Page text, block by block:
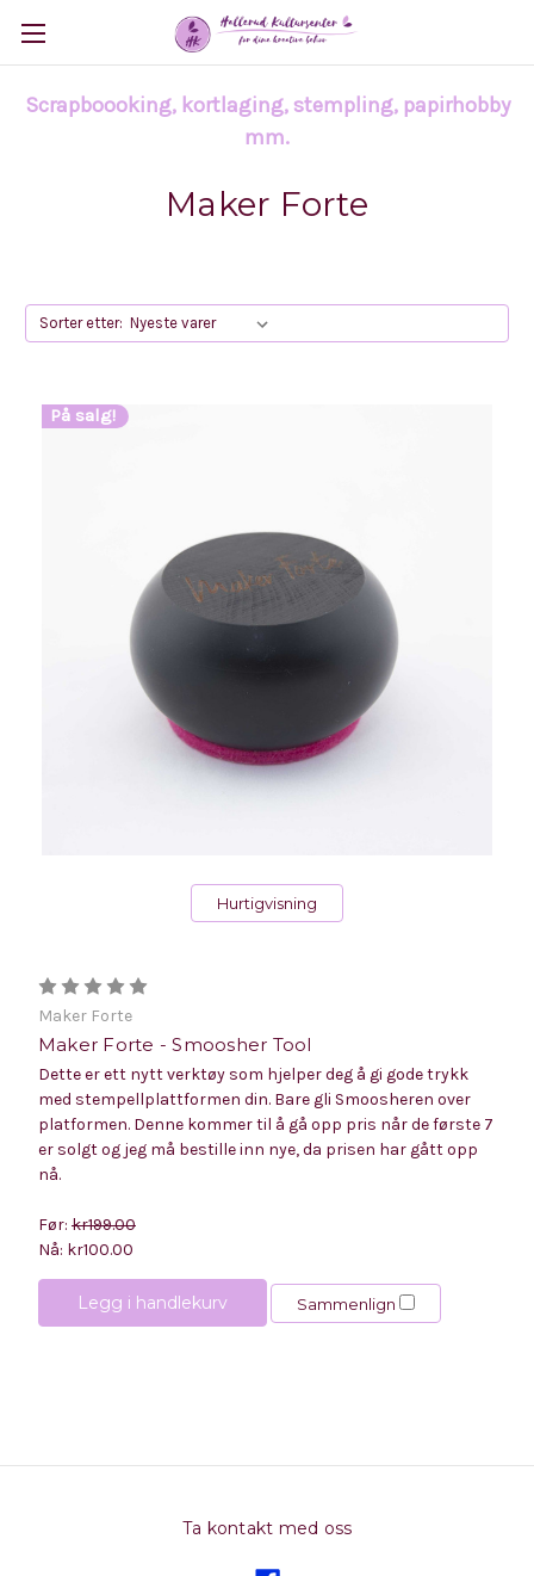
Scrapboooking, kortlaging, stempling, papirhobby
mm.
Maker Forte
Sorter etter:
På salg!
Hurtigvisning
Maker Forte
Maker Forte - Smoosher Tool
Dette er ett nytt verktøy som hjelper deg å gi gode trykk
med stempellplattformen din. Bare gli Smoosheren over
platformen. Denne kommer til å gå opp pris når de første 7
er solgt og jeg må bestille inn nye, da prisen har gått opp
nå.
Før: kr199.00
Nå: kr100.00
Legg i handlekurv Sammenlign
Ta kontakt med oss